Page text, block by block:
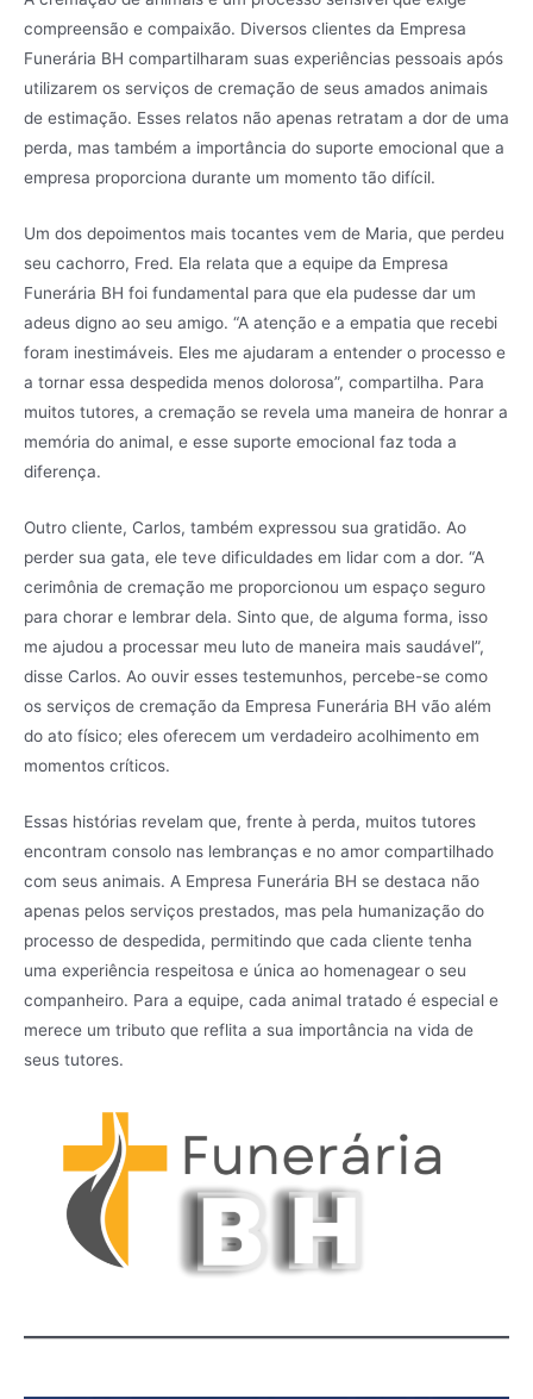
compreensão e compaixão. Diversos clientes da Empresa
Funerária BH compartilharam suas experiências pessoais após
utilizarem os serviços de cremação de seus amados animais
de estimação. Esses relatos não apenas retratam a dor de uma
perda, mas também a importância do suporte emocional que a
empresa proporciona durante um momento tão difícil.
Um dos depoimentos mais tocantes vem de Maria, que perdeu
seu cachorro, Fred. Ela relata que a equipe da Empresa
Funerária BH foi fundamental para que ela pudesse dar um
adeus digno ao seu amigo. “A atenção e a empatia que recebi
foram inestimáveis. Eles me ajudaram a entender o processo e
a tornar essa despedida menos dolorosa”, compartilha. Para
muitos tutores, a cremação se revela uma maneira de honrar a
memória do animal, e esse suporte emocional faz toda a
diferença.
Outro cliente, Carlos, também expressou sua gratidão. Ao
perder sua gata, ele teve dificuldades em lidar com a dor. “A
cerimônia de cremação me proporcionou um espaço seguro
para chorar e lembrar dela. Sinto que, de alguma forma, isso
me ajudou a processar meu luto de maneira mais saudável”,
disse Carlos. Ao ouvir esses testemunhos, percebe-se como
os serviços de cremação da Empresa Funerária BH vão além
do ato físico; eles oferecem um verdadeiro acolhimento em
momentos críticos.
Essas histórias revelam que, frente à perda, muitos tutores
encontram consolo nas lembranças e no amor compartilhado
com seus animais. A Empresa Funerária BH se destaca não
apenas pelos serviços prestados, mas pela humanização do
processo de despedida, permitindo que cada cliente tenha
uma experiência respeitosa e única ao homenagear o seu
companheiro. Para a equipe, cada animal tratado é especial e
merece um tributo que reflita a sua importância na vida de
seus tutores.